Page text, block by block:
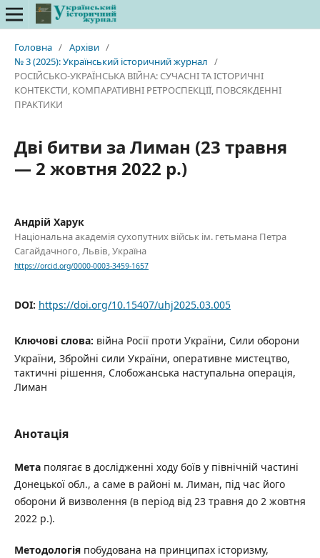
Головна / Архіви /
№ 3 (2025): Український історичний журнал /
РОСІЙСЬКО-УКРАЇНСЬКА ВІЙНА: СУЧАСНІ ТА ІСТОРИЧНІ
КОНТЕКСТИ, КОМПАРАТИВНІ РЕТРОСПЕКЦІЇ, ПОВСЯКДЕННІ
ПРАКТИКИ
Дві битви за Лиман (23 травня
— 2 жовтня 2022 р.)
Андрій Харук
Національна академія сухопутних військ ім. гетьмана Петра
Сагайдачного, Львів, Україна
https://orcid.org/0000-0003-3459-1657
DOI: https://doi.org/10.15407/uhj2025.03.005
Ключові слова: війна Росії проти України, Сили оборони
України, Збройні сили України, оперативне мистецтво,
тактичні рішення, Слобожанська наступальна операція,
Лиман
Анотація
Метаполягає в дослідженні ходу боїв у північній частині
Донецької обл., а саме в районі м. Лиман, під час його
оборони й визволення (в період від 23 травня до 2 жовтня
2022 р.).
Методологія побудована на принципах історизму,